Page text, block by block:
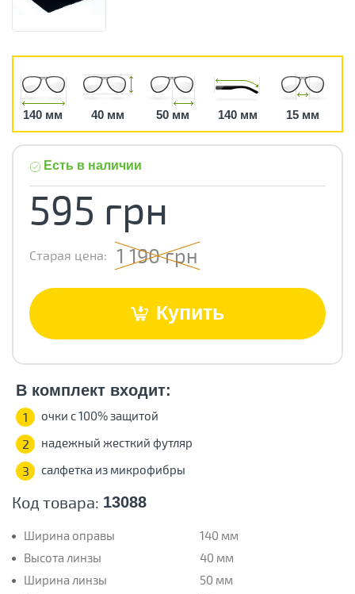
140 мм 40 мм 50 мм 140 мм 15 мм
Код товара: 13088
Ширина оправы
140 мм
Высота линзы
40 мм
Ширина линзы
50 мм
Есть в наличии
595 грн
Старая цена: 1 190 грн
Купить
В комплект входит:
1 очки с 100% защитой
2 надежный жесткий футляр
3 салфетка из микрофибры